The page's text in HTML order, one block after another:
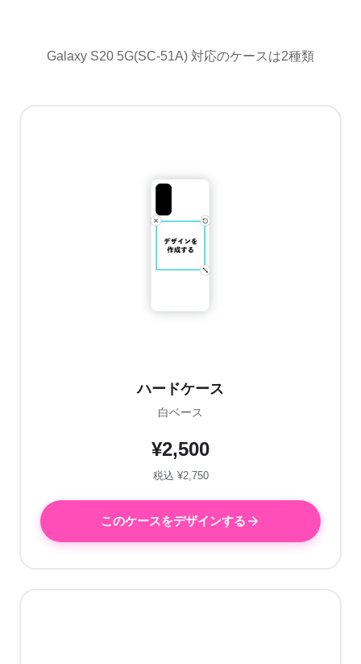
Galaxy S20 5G(SC-51A) 対応のケースは2種類
ハードケース
白ベース
¥2,500
税込 ¥2,750
このケースをデザインする